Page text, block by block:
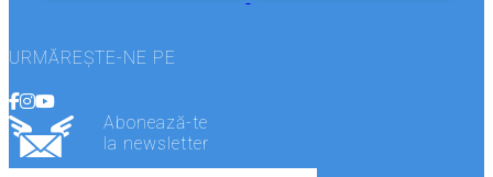
URMĂREȘTE-NE PE
Abonează-te
la newsletter